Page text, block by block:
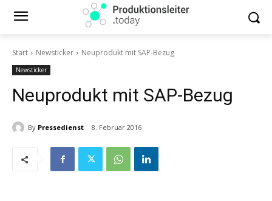
Start Newsticker Neuprodukt mit SAP-Bezug
Newsticker
Neuprodukt mit SAP-Bezug
By Pressedienst 8. Februar 2016